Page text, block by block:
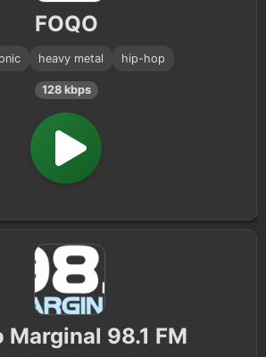
FOQO
heavy metal hip-hop
128 kbps
Marginal 98.1 FM